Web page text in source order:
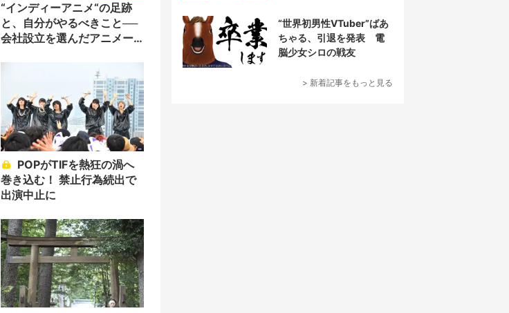
“インディーアニメ“の足跡
と、自分がやるべきこと──
会社設立を選んだアニメー
巻き込む！ 禁止行為続出で
出演中止に
“世界初男性VTuber”ばあ
ちゃる、引退を発表 電
脳少女シロの戦友
> 新着記事をもっと見る